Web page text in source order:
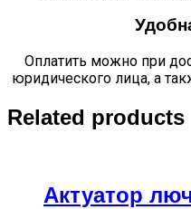
Оплатить можно при
юридического лица, а
Related products
Актуатор